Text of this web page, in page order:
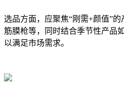
选品方面，应聚焦“刚需+颜值”
筋膜枪等，同时结合季节性产品
以满足市场需求。